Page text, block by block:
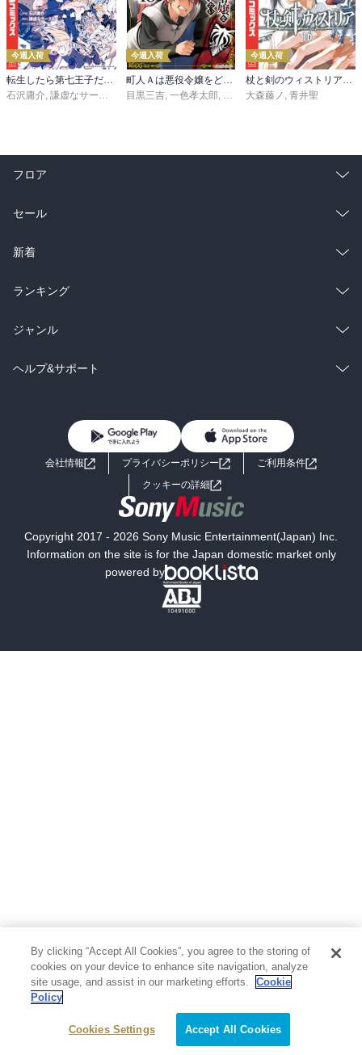
今週入荷
転生したら第七王子だったので、気ままに魔術を極めます（２４）
石沢庸介, 謙虚なサークル メル。
今週入荷
町人Ａは悪役令嬢をどうしても救いたい ～どぶと空と氷の姫君～１０【電子書店共通特典イラスト付】
目黒三吉, 一色孝太郎, Parum
今週入荷
杖と剣のウィストリア（１６）
大森藤ノ , 青井聖
フロア
総合
ラノベ
雑誌・グラビア
BL・TL
セール
総合
ラノベ
雑誌・グラビア
BL・TL
新着
総合
ラノベ
雑誌・グラビア
ランキング
総合
ラノベ
ジャンル
コミック
ライトノベル 男子向けラノベ
小説
海外小説
ミステリー SF
文学
芸術・アート 映画・音楽・演劇
写真集 教養
医学・福祉
ヘルプ&サポート
よくあるご質問 お問い合わせ
会社情報 プライバシーポリシー
ご利用条件
クッキーの詳細
Copyright 2017 - 2026 Sony Music Entertainment(Japan) Inc.
Information on the site is for the Japan domestic market only
powered by
By clicking “Accept All Cookies”, you agree to the storing of
cookies on your device to enhance site navigation, analyze
site usage, and assist in our marketing efforts.
Cookie
Policy
Cookies Settings Accept All Cookies